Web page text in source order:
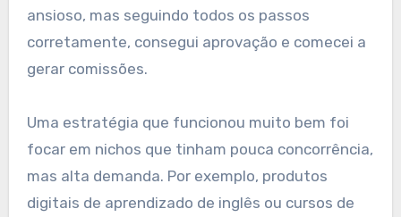
ansioso, mas seguindo todos os passos
corretamente, consegui aprovação e comecei a
gerar comissões.
Uma estratégia que funcionou muito bem foi
focar em nichos que tinham pouca concorrência,
mas alta demanda. Por exemplo, produtos
digitais de aprendizado de inglês ou cursos de